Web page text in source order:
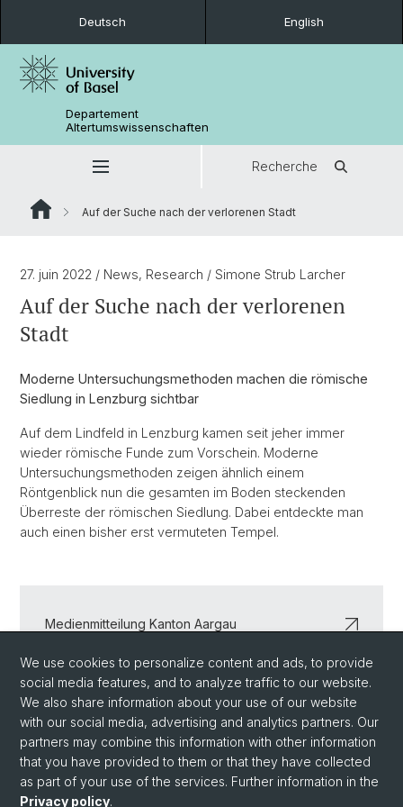
Deutsch English
Departement
Altertumswissenschaften
Recherche
Auf der Suche nach der verlorenen Stadt
27. juin 2022 / News, Research / Simone Strub Larcher
Auf der Suche nach der verlorenen
Stadt
Moderne Untersuchungsmethoden machen die römische
Siedlung in Lenzburg sichtbar
Auf dem Lindfeld in Lenzburg kamen seit jeher immer
wieder römische Funde zum Vorschein. Moderne
Untersuchungsmethoden zeigen ähnlich einem
Röntgenblick nun die gesamten im Boden steckenden
Überreste der römischen Siedlung. Dabei entdeckte man
auch einen bisher erst vermuteten Tempel.
Medienmitteilung Kanton Aargau
Trailer "Auf der Suche nach der verlorenen Stadt"
Back
We use cookies to personalize content and ads, to provide
social media features, and to analyze traffic to our website.
We also share information about your use of our website
with our social media, advertising and analytics partners. Our
partners may combine this information with other information
that you have provided to them or that they have collected
as part of your use of the services. Further information in the
Privacy policy.